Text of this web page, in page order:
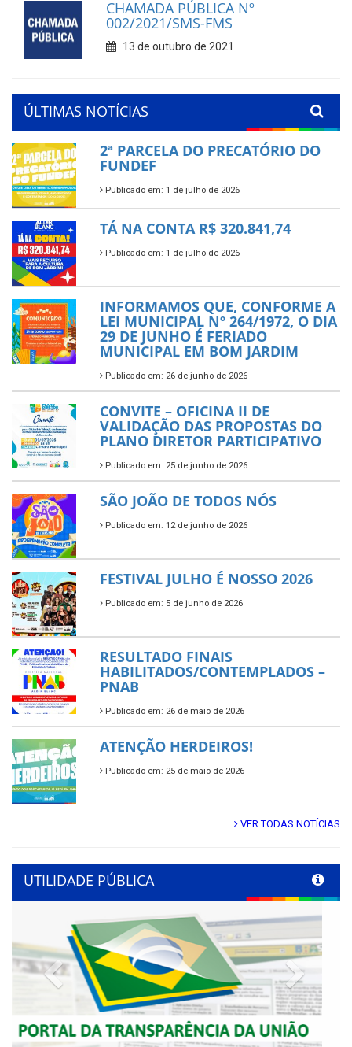
CHAMADA PÚBLICA Nº
002/2021/SMS-FMS
13 de outubro de 2021
ÚLTIMAS NOTÍCIAS
2ª PARCELA DO PRECATÓRIO DO
FUNDEF
Publicado em: 1 de julho de 2026
TÁ NA CONTA R$ 320.841,74
Publicado em: 1 de julho de 2026
INFORMAMOS QUE, CONFORME A
LEI MUNICIPAL Nº 264/1972, O DIA
29 DE JUNHO É FERIADO
MUNICIPAL EM BOM JARDIM
Publicado em: 26 de junho de 2026
CONVITE – OFICINA II DE
VALIDAÇÃO DAS PROPOSTAS DO
PLANO DIRETOR PARTICIPATIVO
Publicado em: 25 de junho de 2026
SÃO JOÃO DE TODOS NÓS
Publicado em: 12 de junho de 2026
FESTIVAL JULHO É NOSSO 2026
Publicado em: 5 de junho de 2026
RESULTADO FINAIS
HABILITADOS/CONTEMPLADOS –
PNAB
Publicado em: 26 de maio de 2026
ATENÇÃO HERDEIROS!
Publicado em: 25 de maio de 2026
VER TODAS NOTÍCIAS
UTILIDADE PÚBLICA
Previous